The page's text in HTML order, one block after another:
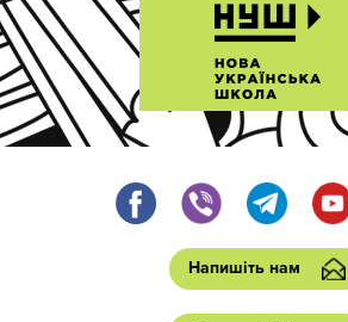
Напишіть нам